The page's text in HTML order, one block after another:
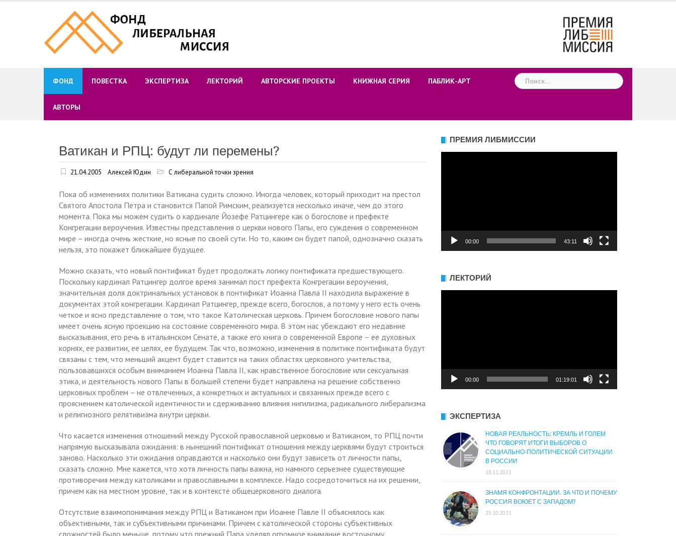
ФОНД ПОВЕСТКА ЭКСПЕРТИЗА ЛЕКТОРИЙ АВТОРСКИЕ ПРОЕКТЫ КНИЖНАЯ СЕРИЯ ПАБЛИК-АРТ
АВТОРЫ
Найти:
Ватикан и РПЦ: будут ли перемены?
21.04.2005 Алексей Юдин С либеральной точки зрения
Пока об изменениях политики Ватикана судить сложно. Иногда человек, который приходит на престол
Святого Апостола Петра и становится Папой Римским, реализуется несколько иначе, чем до этого
момента. Пока мы можем судить о кардинале Йозефе Ратцингере как о богослове и префекте
Конгрегации вероучения. Известны представления о церкви нового Папы, его суждения о современном
мире – иногда очень жесткие, но ясные по своей сути. Но то, каким он будет папой, однозначно сказать
нельзя, это покажет ближайшее будущее.
Можно сказать, что новый понтификат будет продолжать логику понтификата предшествующего.
Поскольку кардинал Ратцингер долгое время занимал пост префекта Конгрегации вероучения,
значительная доля доктринальных установок в понтификат Иоанна Павла II находила выражение в
документах этой конгрегации. Кардинал Ратцингер, прежде всего, богослов, а потому у него есть очень
четкое и ясно представление о том, что такое Католическая церковь. Причем богословие нового папы
имеет очень ясную проекцию на состояние современного мира. В этом нас убеждают его недавние
высказывания, его речь в итальянском Сенате, а также его книга о современной Европе – ее духовных
корнях, ее развитии, ее целях, ее будущем. Так что, возможно, изменения в политике понтификата будут
связаны с тем, что меньший акцент будет ставится на таких областях церковного учительства,
пользовавшихся особым вниманием Иоанна Павла II, как нравственное богословие или сексуальная
этика, и деятельность нового Папы в большей степени будет направлена на решение собственно
церковных проблем – не отвлеченных, а конкретных и актуальных и связанных прежде всего с
прояснением католической идентичности и сдерживанию влияния нигилизма, радикального либерализма
и религиозного релятивизма внутри церкви.
Что касается изменения отношений между Русской православной церковью и Ватиканом, то РПЦ почти
напрямую высказывала ожидания: в нынешний понтификат отношения между церквями будут строиться
заново. Насколько эти ожидания оправдаются и насколько они будут зависеть от личности папы,
сказать сложно. Мне кажется, что хотя личность папы важна, но намного серьезнее существующие
противоречия между католиками и православными в комплексе. Надо сосредоточиться на их решении,
причем как на местном уровне, так и в контексте общецерковного диалога.
Отсутствие взаимопонимания между РПЦ и Ватиканом при Иоанне Павле II объяснялось как
объективными, так и субъективными причинами. Причем с католической стороны субъективных
сложностей было меньше, потому что прежний Папа уделял огромное внимание восточному
ПРЕМИЯ ЛИБМИССИИ
00:00 43:11
ЛЕКТОРИЙ
00:00 01:19:01
ЭКСПЕРТИЗА
НОВАЯ РЕАЛЬНОСТЬ: КРЕМЛЬ И ГОЛЕМ
ЧТО ГОВОРЯТ ИТОГИ ВЫБОРОВ О
СОЦИАЛЬНО-ПОЛИТИЧЕСКОЙ СИТУАЦИИ
В РОССИИ
18.11.2021
ЗНАМЯ КОНФРОНТАЦИИ. ЗА ЧТО И ПОЧЕМУ
РОССИЯ ВОЮЕТ С ЗАПАДОМ?
25.10.2021